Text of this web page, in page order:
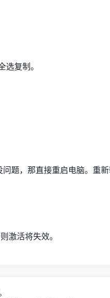
选复制。
题，那直接重启电脑。重新
激活将失效。